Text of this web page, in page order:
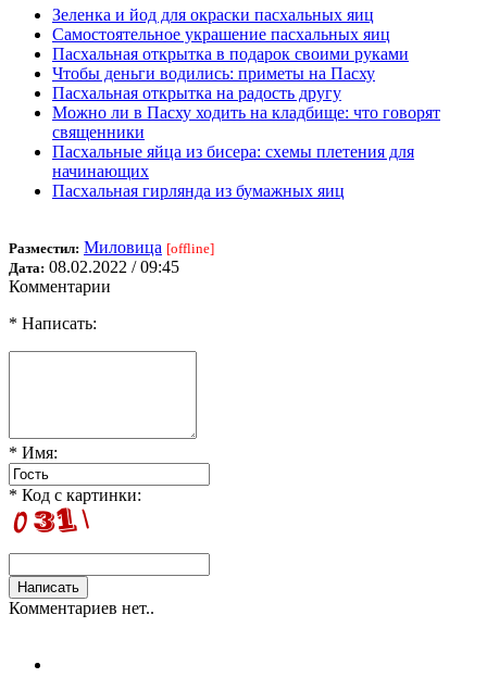
Зеленка и йод для окраски пасхальных яиц
Самостоятельное украшение пасхальных яиц
Пасхальная открытка в подарок своими руками
Чтобы деньги водились: приметы на Пасху
Пасхальная открытка на радость другу
Можно ли в Пасху ходить на кладбище: что говорят
священники
Пасхальные яйца из бисера: схемы плетения для
начинающих
Пасхальная гирлянда из бумажных яиц
Разместил: Миловица [offline]
Дата: 08.02.2022 / 09:45
Комментарии
* Написать:
* Имя:
* Код с картинки:
Комментариев нет..